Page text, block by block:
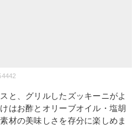
と、グリルしたズッキーニがよ
はお酢とオリーブオイル・塩胡
材の美味しさを存分に楽しめま